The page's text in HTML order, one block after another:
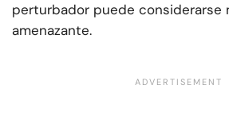
perturbador puede considerarse
amenazante.